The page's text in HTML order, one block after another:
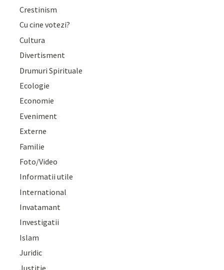
Crestinism
Cu cine votezi?
Cultura
Divertisment
Drumuri Spirituale
Ecologie
Economie
Eveniment
Externe
Familie
Foto/Video
Informatii utile
International
Invatamant
Investigatii
Islam
Juridic
Justitie